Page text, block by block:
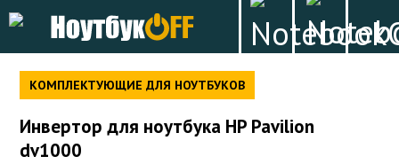
КОМПЛЕКТУЮЩИЕ ДЛЯ НОУТБУКОВ
Инвертор для ноутбука HP Pavilion
dv1000